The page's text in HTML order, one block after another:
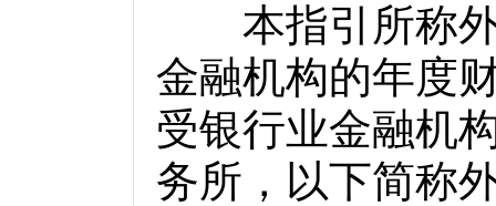
本指引所称外
金融机构的年度
受银行业金融机
务所，以下简称